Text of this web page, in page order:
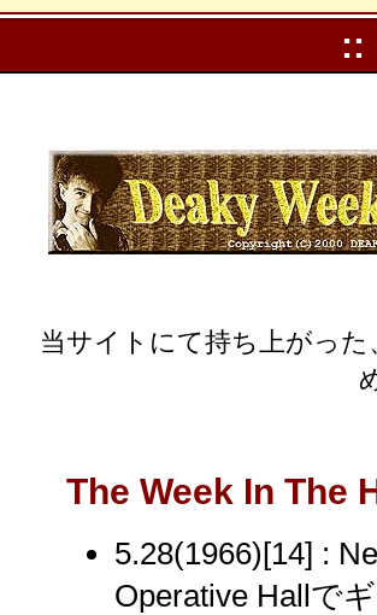
::
当サイトにて持ち上がっ
The Week In The
5.28(1966)[14] :
Operative Hallで